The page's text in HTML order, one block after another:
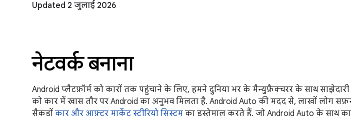
Updated 2 जुलाई 2026
नेटवर्क बनाना
Android प्लैटफ़ॉर्म को कारों तक पहुंचाने के लिए, हमने दुनिया भर के मैन्युफ़ैक्चरर के साथ
को कार में खास तौर पर Android का अनुभव मिलता है. Android Auto की मदद से, लाखों
सैकड़ों कार और आफ़्टर मार्केट स्टीरियो सिस्टम का इस्तेमाल करते हैं, जो Android Auto के साथ